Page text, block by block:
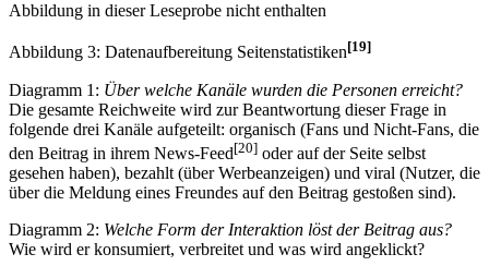
Abbildung in dieser Leseprobe nicht enthalten
Abbildung 3: Datenaufbereitung Seitenstatistiken[19]
Diagramm 1: Über welche Kanäle wurden die Personen erreicht?
Die gesamte Reichweite wird zur Beantwortung dieser Frage in
folgende drei Kanäle aufgeteilt: organisch (Fans und Nicht-Fans, die
den Beitrag in ihrem News-Feed[20] oder auf der Seite selbst
gesehen haben), bezahlt (über Werbeanzeigen) und viral (Nutzer, die
über die Meldung eines Freundes auf den Beitrag gestoßen sind).
Diagramm 2: Welche Form der Interaktion löst der Beitrag aus?
Wie wird er konsumiert, verbreitet und was wird angeklickt?